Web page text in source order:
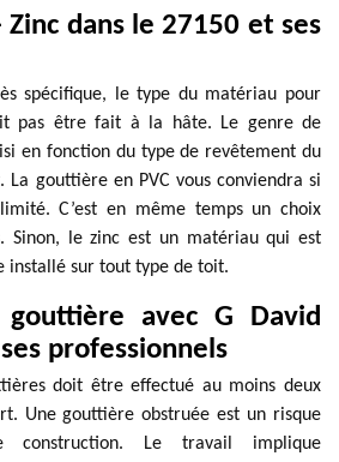
Zinc dans le 27150 et ses
spécifique, le type du matériau pour
pas être fait à la hâte. Le genre de
en fonction du type de revêtement du
gouttière en PVC vous conviendra si
C’est en même temps un choix
Sinon, le zinc est un matériau qui est
installé sur tout type de toit.
avec G David
professionnels
doit être effectué au moins deux
Une gouttière obstruée est un risque
construction. Le travail implique